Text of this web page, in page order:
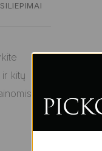
ir kitų